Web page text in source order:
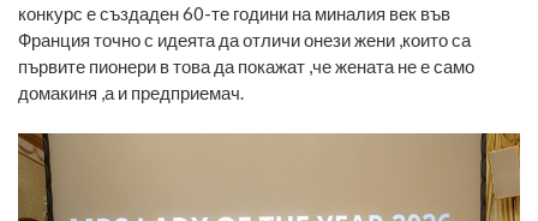
конкурс е създаден 60-те години на миналия век във
Франция точно с идеята да отличи онези жени ,които са
първите пионери в това да покажат ,че жената не е само
домакиня ,а и предприемач.